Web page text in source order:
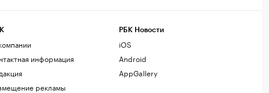
информация
рекламы
РБК Новости
iOS
Android
AppGallery